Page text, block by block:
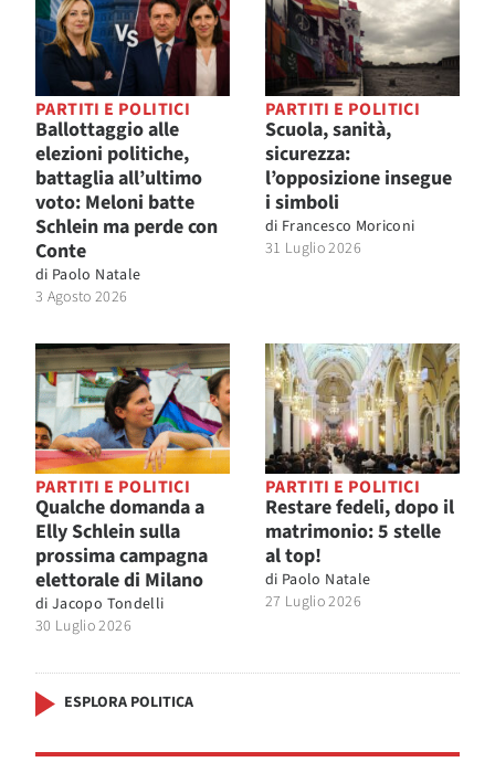
PARTITI E POLITICI
Ballottaggio alle
elezioni politiche,
battaglia all’ultimo
voto: Meloni batte
Schlein ma perde con
Conte
di Paolo Natale
3 Agosto 2026
PARTITI E POLITICI
Scuola, sanità,
sicurezza:
l’opposizione insegue
i simboli
di Francesco Moriconi
31 Luglio 2026
PARTITI E POLITICI
Qualche domanda a
Elly Schlein sulla
prossima campagna
elettorale di Milano
di Jacopo Tondelli
30 Luglio 2026
PARTITI E POLITICI
Restare fedeli, dopo il
matrimonio: 5 stelle
al top!
di Paolo Natale
27 Luglio 2026
ESPLORA POLITICA